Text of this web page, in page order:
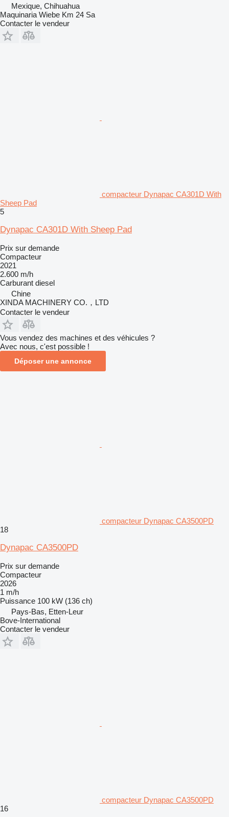
Mexique, Chihuahua
Maquinaria Wiebe Km 24 Sa
Contacter le vendeur
compacteur Dynapac CA301D With
Sheep Pad
5
Dynapac CA301D With Sheep Pad
Prix sur demande
Compacteur
2021
2.600 m/h
Carburant diesel
Chine
XINDA MACHINERY CO.，LTD
Contacter le vendeur
Vous vendez des machines et des véhicules ?
Avec nous, c'est possible !
Déposer une annonce
compacteur Dynapac CA3500PD
18
Dynapac CA3500PD
Prix sur demande
Compacteur
2026
1 m/h
Puissance 100 kW (136 ch)
Pays-Bas, Etten-Leur
Bove-International
Contacter le vendeur
compacteur Dynapac CA3500PD
16